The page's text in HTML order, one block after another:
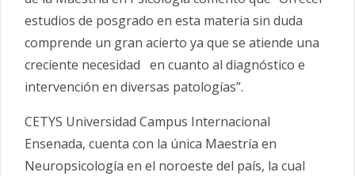
estudios de posgrado en esta materia sin duda
comprende un gran acierto ya que se atiende una
creciente necesidad en cuanto al diagnóstico e
intervención en diversas patologías”.
CETYS Universidad Campus Internacional
Ensenada, cuenta con la única Maestría en
Neuropsicología en el noroeste del país, la cual